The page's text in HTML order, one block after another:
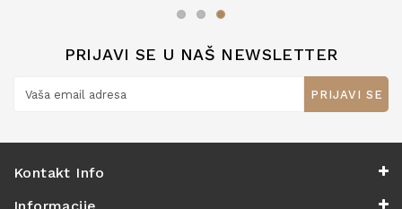
PRIJAVI SE U NAŠ NEWSLETTER
PRIJAVI SE
Kontakt Info